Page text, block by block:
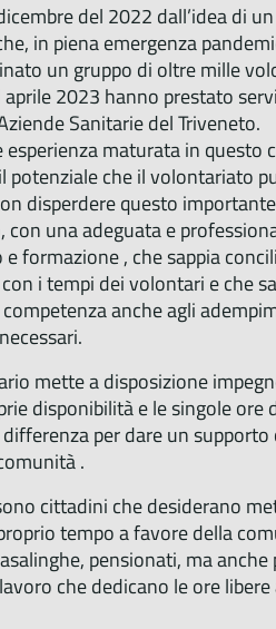
del 2022 dall’idea di
in piena emergenza
un gruppo di oltre mille
2023 hanno prestato
Sanitarie del Triveneto.
esperienza maturata in questo
potenziale che il volontariato
disperdere questo
con una adeguata e
formazione , che sappia
i tempi dei volontari e che
anche agli
mette a disposizione
disponibilità e le singole ore
per dare un
.
cittadini che desiderano
tempo a favore della
pensionati, ma
che dedicano le ore libere